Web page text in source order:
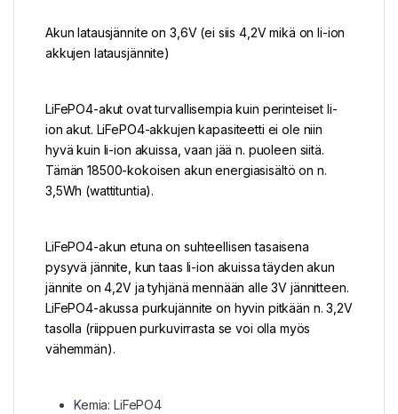
Akun latausjännite on 3,6V (ei siis 4,2V mikä on li-ion
akkujen latausjännite)
LiFePO4-akut ovat turvallisempia kuin perinteiset li-
ion akut. LiFePO4-akkujen kapasiteetti ei ole niin
hyvä kuin li-ion akuissa, vaan jää n. puoleen siitä.
Tämän 18500-kokoisen akun energiasisältö on n.
3,5Wh (wattituntia).
LiFePO4-akun etuna on suhteellisen tasaisena
pysyvä jännite, kun taas li-ion akuissa täyden akun
jännite on 4,2V ja tyhjänä mennään alle 3V jännitteen.
LiFePO4-akussa purkujännite on hyvin pitkään n. 3,2V
tasolla (riippuen purkuvirrasta se voi olla myös
vähemmän).
Kemia: LiFePO4